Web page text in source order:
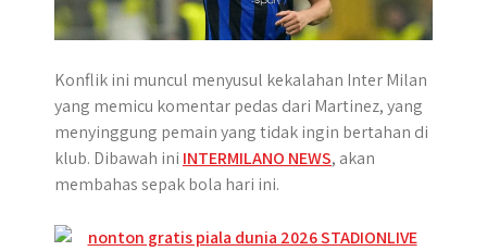
Konflik ini muncul menyusul kekalahan Inter Milan
yang memicu komentar pedas dari Martinez, yang
menyinggung pemain yang tidak ingin bertahan di
klub. Dibawah ini INTERMILANO NEWS, akan
membahas sepak bola hari ini.